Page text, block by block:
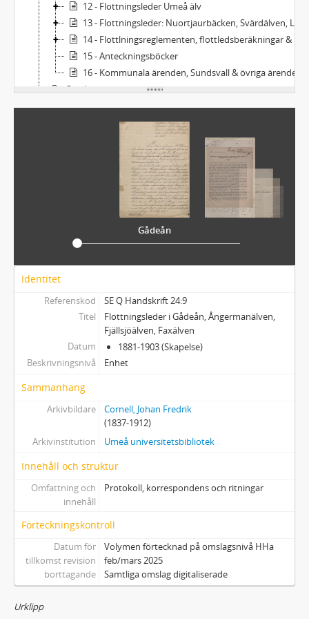
12 - Flottningsleder Umeå älv
13 - Flottningsleder: Nuortjaurbäcken, Svärdälven, Luleå älv och Råneå älv.
14 - Flottlningsreglementen, flottledsberäkningar & flottledsbyggnader
15 - Anteckningsböcker
16 - Kommunala ärenden, Sundsvall & övriga ärenden
Samlingar
Övrigt
Gådeån
Identitet
Referenskod
SE Q Handskrift 24:9
Titel
Flottningsleder i Gådeån, Ångermanälven,
Fjällsjöälven, Faxälven
Datum
1881-1903 (Skapelse)
Beskrivningsnivå
Enhet
Sammanhang
Arkivbildare
Cornell, Johan Fredrik
(1837-1912)
Arkivinstitution
Umeå universitetsbibliotek
Innehåll och struktur
Omfattning och
innehåll
Protokoll, korrespondens och ritningar
Förteckningskontroll
Datum för
tillkomst revision
borttagande
Volymen förtecknad på omslagsnivå HHa
feb/mars 2025
Samtliga omslag digitaliserade
Urklipp